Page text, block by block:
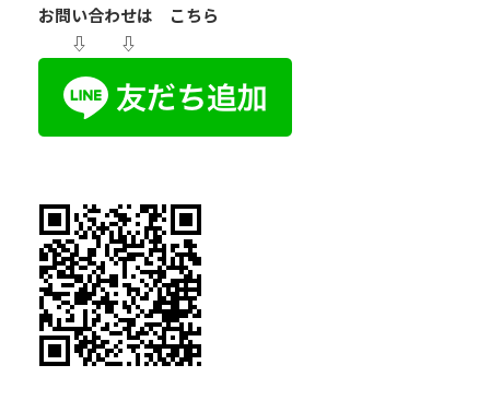
お問い合わせは こちら
⇩ ⇩